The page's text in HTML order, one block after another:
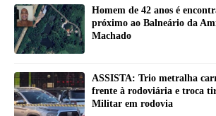
Homem de 42 anos é
próximo ao Balneário da
Machado
ASSISTA: Trio metralha
frente à rodoviária e troca
Militar em rodovia